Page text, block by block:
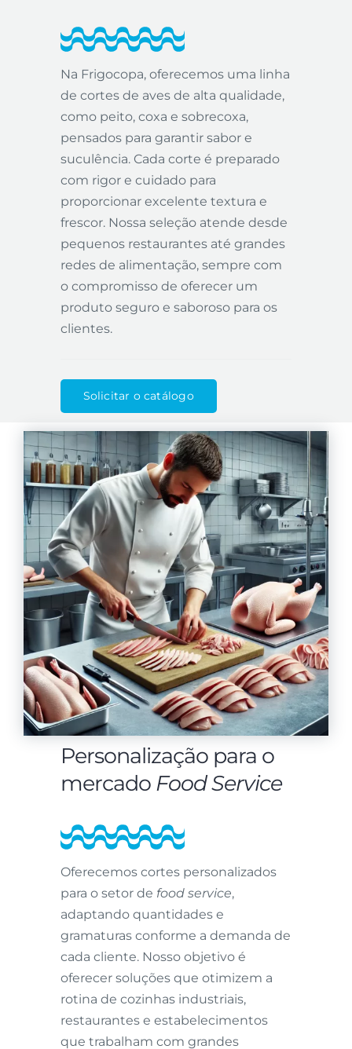
Na Frigocopa, oferecemos uma linha
de cortes de aves de alta qualidade,
como peito, coxa e sobrecoxa,
pensados para garantir sabor e
suculência. Cada corte é preparado
com rigor e cuidado para
proporcionar excelente textura e
frescor. Nossa seleção atende desde
pequenos restaurantes até grandes
redes de alimentação, sempre com
o compromisso de oferecer um
produto seguro e saboroso para os
clientes.
Solicitar o catálogo
Personalização para o
mercado Food Service
Oferecemos cortes personalizados
para o setor de food service,
adaptando quantidades e
gramaturas conforme a demanda de
cada cliente. Nosso objetivo é
oferecer soluções que otimizem a
rotina de cozinhas industriais,
restaurantes e estabelecimentos
que trabalham com grandes